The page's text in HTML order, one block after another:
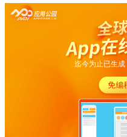
迄今为止已生成